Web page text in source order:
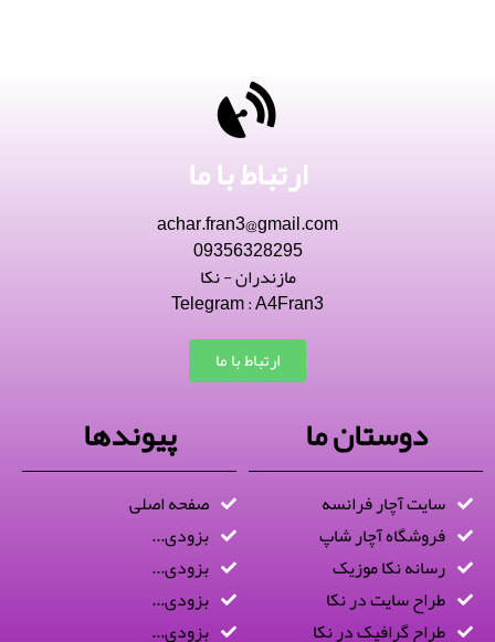
ارتباط با ما
achar.fran3@gmail.com
09356328295
مازندران - نکا
Telegram : A4Fran3
ارتباط با ما
دوستان ما
سایت آچار فرانسه
فروشگاه آچار شاپ
رسانه نکا موزیک
طراح سایت در نکا
طراح گرافیک در نکا
پیوندها
صفحه اصلی
بزودی...
بزودی...
بزودی...
بزودی...